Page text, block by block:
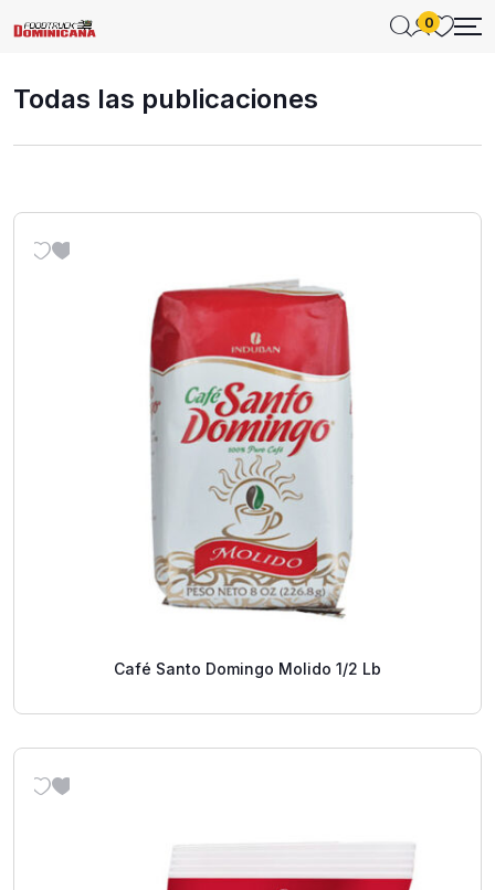
0
Todas las publicaciones
Café Santo Domingo Molido 1/2 Lb